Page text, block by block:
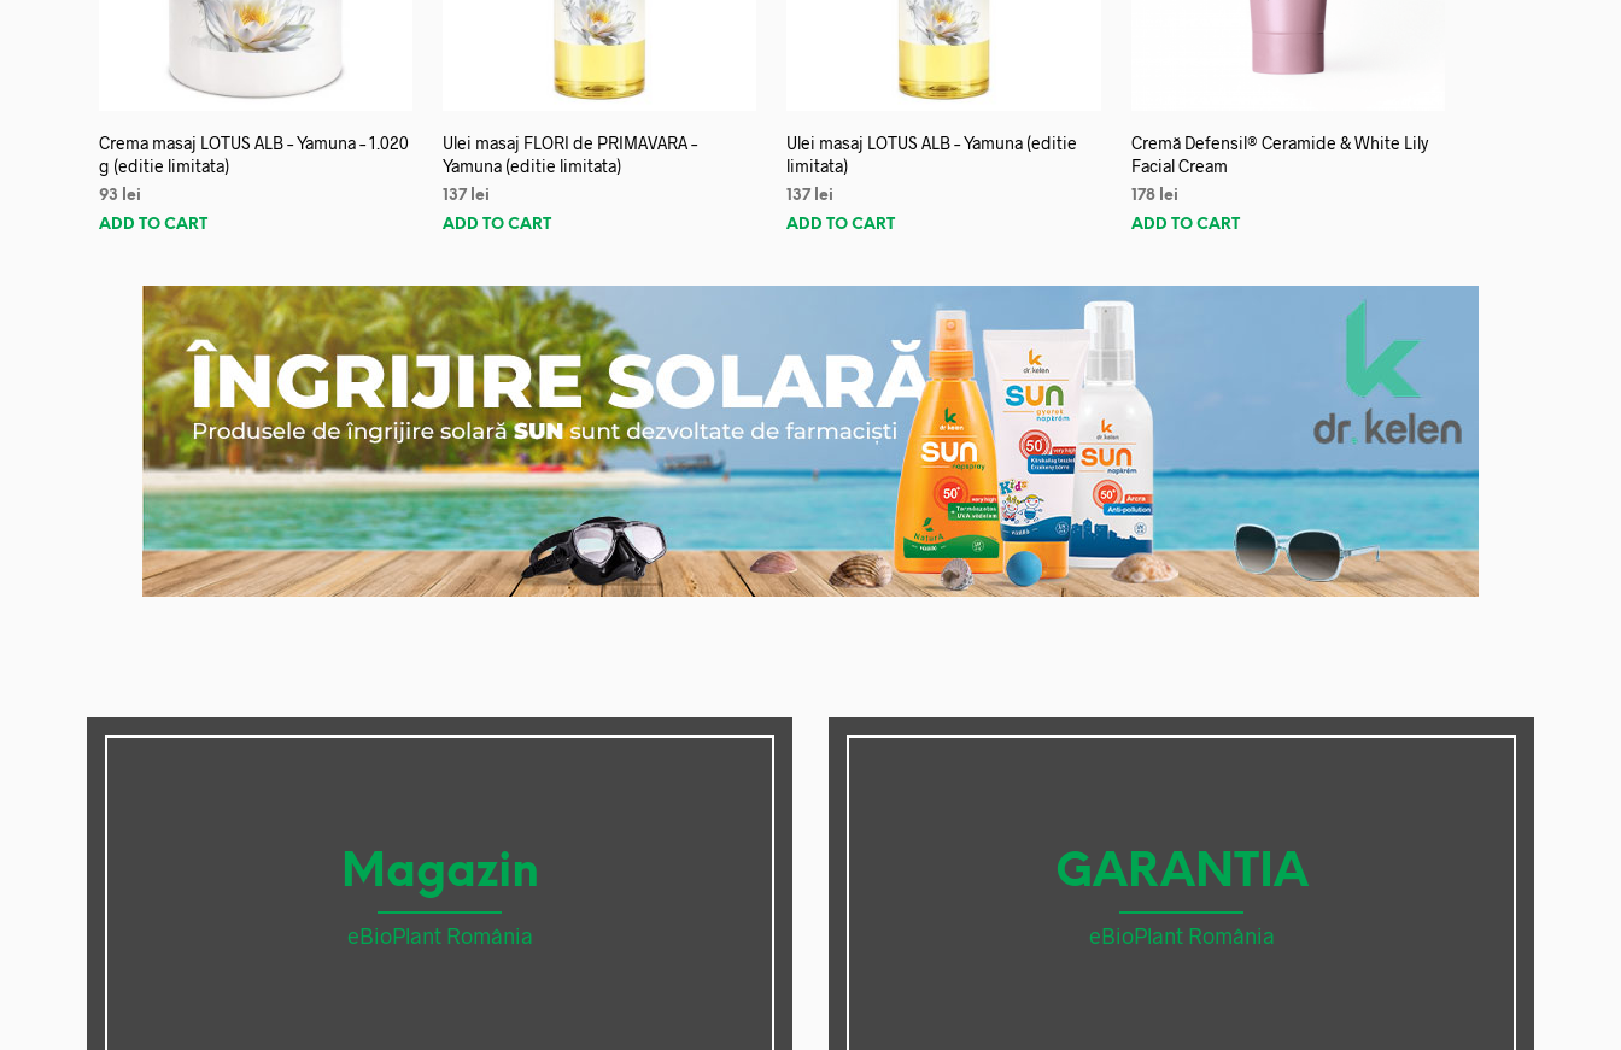
Crema masaj LOTUS ALB – Yamuna – 1.020
g (editie limitata)
93
lei
ADD TO CART
Ulei masaj FLORI de PRIMAVARA –
Yamuna (editie limitata)
137 lei
ADD TO CART
Ulei masaj LOTUS ALB – Yamuna (editie
limitata)
137 lei
ADD TO CART
Cremă Defensil® Ceramide & White Lily
Facial Cream
178 lei
ADD TO CART
Magazin
eBioPlant România
GARANTIA
eBioPlant România